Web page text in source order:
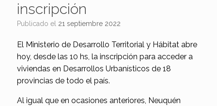
inscripción
Publicado el 21 septiembre 2022
El Ministerio de Desarrollo Territorial y Hábitat abre
hoy, desde las 10 hs, la inscripción para acceder a
viviendas en Desarrollos Urbanísticos de 18
provincias de todo el país.
Al igual que en ocasiones anteriores, Neuquén